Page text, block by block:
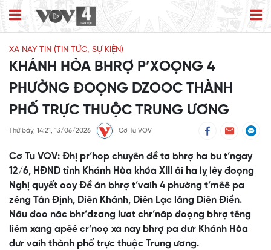
XA NAY TIN (TIN TỨC, SỰ KIỆN)
KHÁNH HÒA BHRỢ P’XOỌNG 4
PHƯỜNG ĐOỌNG DZOOC THÀNH
PHỐ TRỰC THUỘC TRUNG ƯƠNG
Thứ bảy, 14:21, 13/06/2026 Cơ Tu VOV
Cơ Tu VOV: Đhị pr’hop chuyên đề ta bhrợ ha bu t’ngay
12/6, HĐND tỉnh Khánh Hòa khóa XIII âi ha lỵ lêy đoọng
Nghị quyết ooy Đề án bhrợ t’vaih 4 phường t’mêê pa
zêng Tân Định, Diên Khánh, Diên Lạc lâng Diên Điền.
Nâu đoo năc bhr’dzang lươt chr’năp đoọng bhrợ têng
liêm xang apêê cr’noọ xa nay bhrợ pa dưr Khánh Hòa
dưr vaih thành phố trực thuộc Trung ương.